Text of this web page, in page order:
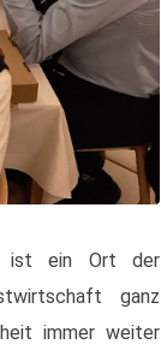
ist ein Ort der
ganz
immer weiter